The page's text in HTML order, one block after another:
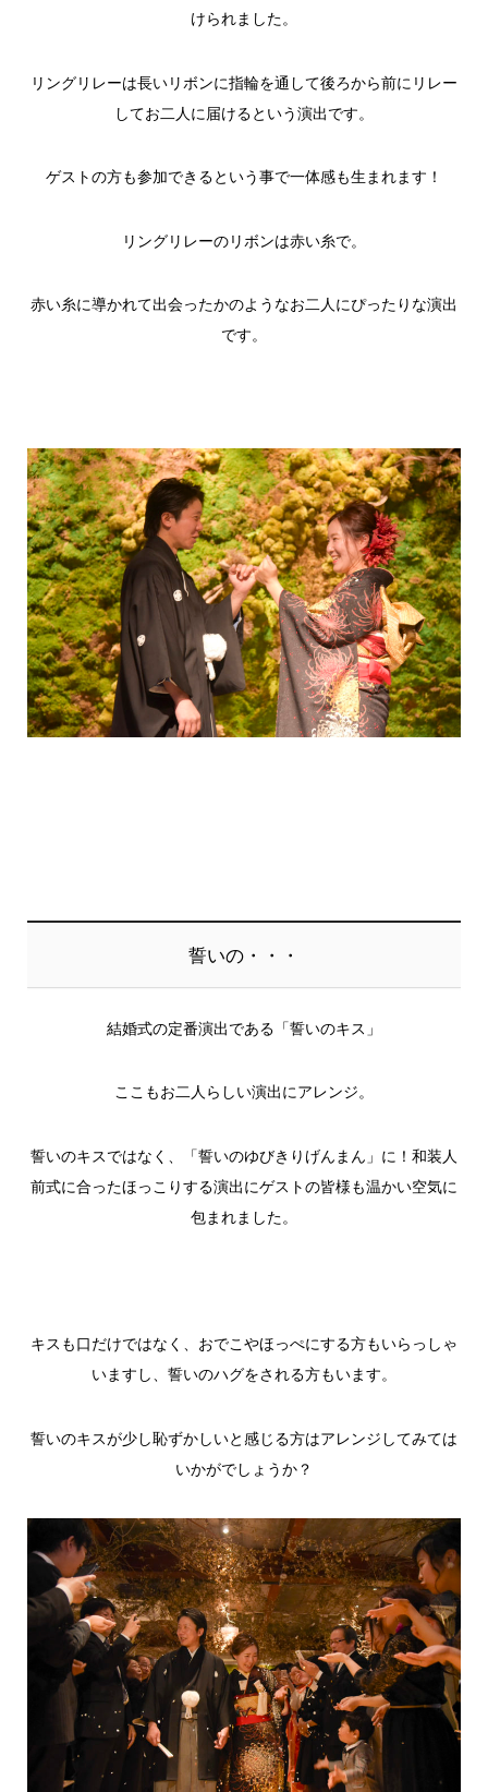
けられました。
リングリレーは長いリボンに指輪を通して後ろから前にリレー
してお二人に届けるという演出です。
ゲストの方も参加できるという事で一体感も生まれます！
リングリレーのリボンは赤い糸で。
赤い糸に導かれて出会ったかのようなお二人にぴったりな演出
です。
誓いの・・・
結婚式の定番演出である「誓いのキス」
ここもお二人らしい演出にアレンジ。
誓いのキスではなく、「誓いのゆびきりげんまん」に！和装人
前式に合ったほっこりする演出にゲストの皆様も温かい空気に
包まれました。
キスも口だけではなく、おでこやほっぺにする方もいらっしゃ
いますし、誓いのハグをされる方もいます。
誓いのキスが少し恥ずかしいと感じる方はアレンジしてみては
いかがでしょうか？